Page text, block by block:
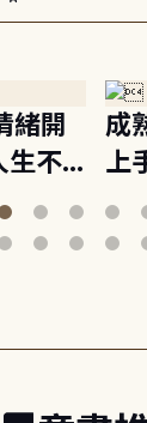
緒開
生不
分鐘
力, 找
成
上
凡
時